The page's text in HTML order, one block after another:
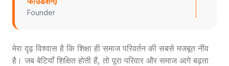
Founder
मेरा दृढ़ विश्वास है कि शिक्षा ही समाज परिवर्तन की सबसे मजबूत नींव
है। जब बेटियाँ शिक्षित होती हैं, तो पूरा परिवार और समाज आगे बढ़ता